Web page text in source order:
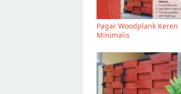
Pagar Woodplank Keren
Minimalis